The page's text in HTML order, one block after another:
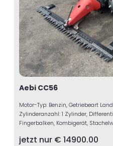
Aebi CC56
Motor-Typ: Benzin, Getriebeart
Zylinderanzahl: 1 Zylinder,
Fingerbalken, Kombigerät,
jetzt nur € 14900.00